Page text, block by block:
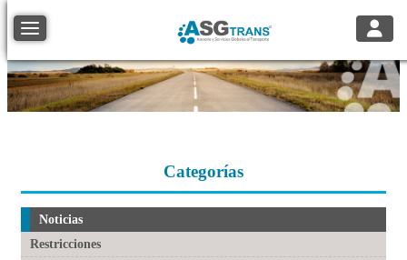
Toggle navigation
Categorías
Noticias
Restricciones